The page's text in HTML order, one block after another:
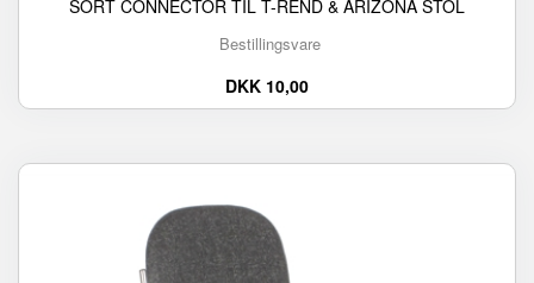
SORT CONNECTOR TIL T-REND & ARIZONA STOL
Bestillingsvare
DKK 10,00